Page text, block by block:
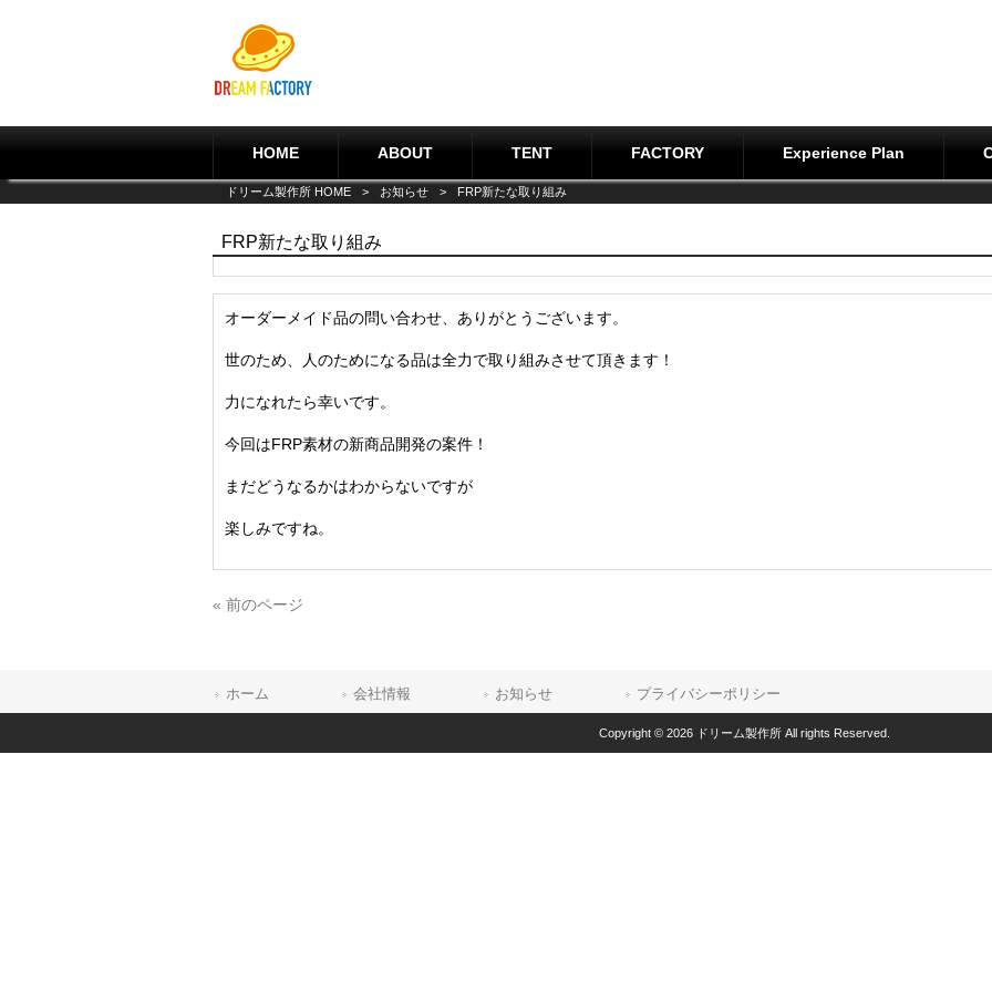
HOME ABOUT TENT FACTORY Experience Plan
ドリーム製作所 HOME > お知らせ > FRP新たな取り組み
FRP新たな取り組み
オーダーメイド品の問い合わせ、ありがとうございます。
世のため、人のためになる品は全力で取り組みさせて頂きます！
力になれたら幸いです。
今回はFRP素材の新商品開発の案件！
まだどうなるかはわからないですが
楽しみですね。
« 前のページ
ホーム 会社情報 お知らせ プライバシーポリシー
Copyright © 2026 ドリーム製作所 All rights Reserved.